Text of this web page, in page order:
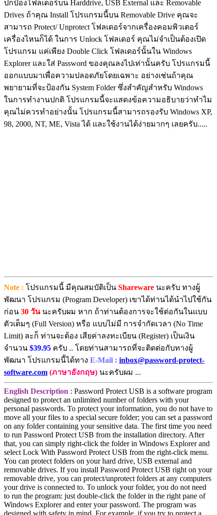
ปกป้องโฟลเดอร์บน Harddrive, USB External และ Removable
Drives ถ้าคุณ Install โปรแกรมนี้บน Removable Drive คุณจะ
สามารถ Protect/ Unprotect โฟลเดอร์จากเครื่องคอมพิวเตอร์
เครื่องไหนก็ได้ ในการ Unlock โฟลเดอร์ คุณไม่จำเป็นต้องเปิด
โปรแกรม แค่เพียง Double Click โฟลเดอร์นั้นใน Windows
Explorer และใส่ Password ของคุณลงไปเท่านั้นครับ โปรแกรมนี้
ออกแบบมาเพื่อความปลอดภัยโดยเฉพาะ อย่างเช่นถ้าคุณ
พยายามที่จะป้องกัน System Folder ซึ่งสำคัญสำหรับ Windows
ในการทำงานปกติ โปรแกรมนี้จะแสดงข้อความอธิบายว่าทำไม
คุณไม่ควรทำอย่างนั้น โปรแกรมนี้สามารถรองรับ Windows XP,
98, 2000, NT, ME, Vista ได้ และใช้งานได้ง่ายมากๆ เลยครับ.....
Note : โปรแกรมนี้ มีคุณสมบัติเป็น Shareware นะครับ ทางผู้
พัฒนา โปรแกรม (Program Developer) เขาได้ท่านได้นำไปใช้กัน
ก่อน 30 วันนะครับผม หาก ถ้าท่านต้องการจะใช้ต่อกันในแบบ
ตัวเต็มๆ (Full Version) หรือ แบบไม่มี การจำกัดเวลา (No Time
Limit) ละก็ ท่านจะต้อง เสียค่าลงทะเบียน (Register) เป็นเงิน
จำนวน $39.95 ครับ .. โดยท่านสามารถที่จะติดต่อกับทางผู้
พัฒนา โปรแกรมนี้ได้ทาง E-Mail : inbox@password-protect-
software.com (ภาษาอังกฤษ) นะครับผม ...
English Description : Password Protect USB is a software program
designed to protect an unlimited number of folders with your
personal passwords. To protect your information, you do not have to
move all your files to a special secure folder; you can set a password
on any folder containing your sensitive data. The first time you need
to run Password Protect USB from the installation directory. After
that, you can simply right-click the folder in Windows Explorer and
select Lock With Password Protect USB from the right-click menu.
You can protect folders on your hard drive, USB external and
removable drives. If you install Password Protect USB right on your
removable drive, you can protect/unprotect folders at any computers
your drive is connected to. To unlock your folder, you do not need
to run the program: just double-click the folder in the right pane of
Windows Explorer and enter your password. The program was